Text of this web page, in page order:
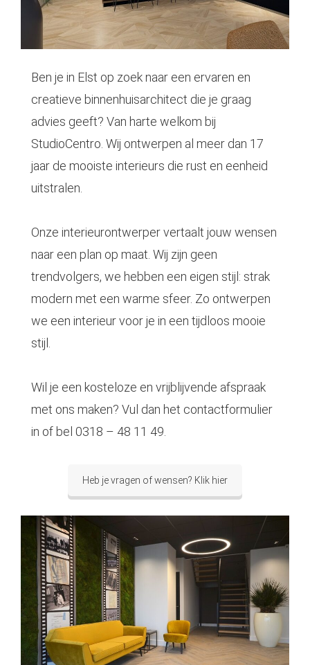
Ben je in Elst op zoek naar een ervaren en
creatieve binnenhuisarchitect die je graag
advies geeft? Van harte welkom bij
StudioCentro. Wij ontwerpen al meer dan 17
jaar de mooiste interieurs die rust en eenheid
uitstralen.
Onze interieurontwerpervertaalt jouw wensen
naar een plan op maat. Wij zijn geen
trendvolgers, we hebben een eigen stijl: strak
modern met een warme sfeer. Zo ontwerpen
we een interieur voor je in een tijdloos mooie
stijl.
Wil je een kosteloze en vrijblijvende afspraak
met ons maken? Vul dan het contactformulier
in of bel 0318 – 48 11 49.
Heb je vragen of wensen? Klik hier